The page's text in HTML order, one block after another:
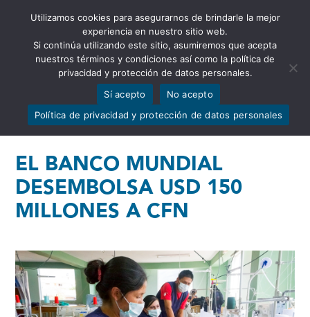
Abrir barra de herramientas
EL BANCO MUNDIAL
DESEMBOLSA USD 150
MILLONES A CFN
Utilizamos cookies para asegurarnos de brindarle la mejor
experiencia en nuestro sitio web.
Si continúa utilizando este sitio, asumiremos que acepta
nuestros términos y condiciones así como la política de
privacidad y protección de datos personales.
Sí acepto
No acepto
Política de privacidad y protección de datos personales